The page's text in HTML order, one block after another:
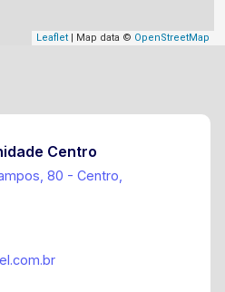
Leaflet | Map data © OpenStreetMap
Centro
80 - Centro,